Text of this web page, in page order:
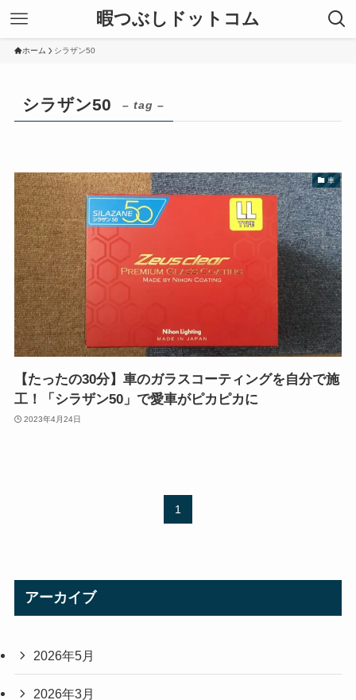
暇つぶしドットコム
ホーム シラザン50
シラザン50 – tag –
車
【たったの30分】車のガラスコーティングを自分で施
工！「シラザン50」で愛車がピカピカに
2023年4月24日
1
アーカイブ
2026年5月
2026年3月